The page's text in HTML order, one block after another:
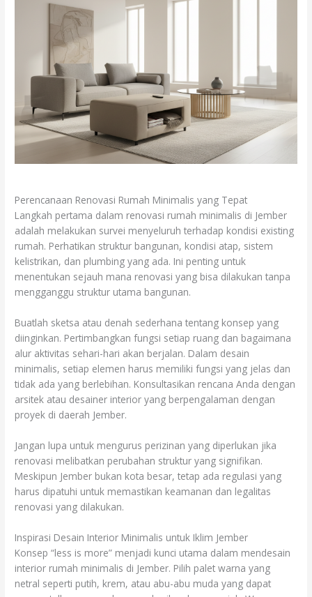
Perencanaan Renovasi Rumah Minimalis yang Tepat
Langkah pertama dalam renovasi rumah minimalis di Jember
adalah melakukan survei menyeluruh terhadap kondisi existing
rumah. Perhatikan struktur bangunan, kondisi atap, sistem
kelistrikan, dan plumbing yang ada. Ini penting untuk
menentukan sejauh mana renovasi yang bisa dilakukan tanpa
mengganggu struktur utama bangunan.
Buatlah sketsa atau denah sederhana tentang konsep yang
diinginkan. Pertimbangkan fungsi setiap ruang dan bagaimana
alur aktivitas sehari-hari akan berjalan. Dalam desain
minimalis, setiap elemen harus memiliki fungsi yang jelas dan
tidak ada yang berlebihan. Konsultasikan rencana Anda dengan
arsitek atau desainer interior yang berpengalaman dengan
proyek di daerah Jember.
Jangan lupa untuk mengurus perizinan yang diperlukan jika
renovasi melibatkan perubahan struktur yang signifikan.
Meskipun Jember bukan kota besar, tetap ada regulasi yang
harus dipatuhi untuk memastikan keamanan dan legalitas
renovasi yang dilakukan.
Inspirasi Desain Interior Minimalis untuk Iklim Jember
Konsep “less is more” menjadi kunci utama dalam mendesain
interior rumah minimalis di Jember. Pilih palet warna yang
netral seperti putih, krem, atau abu-abu muda yang dapat